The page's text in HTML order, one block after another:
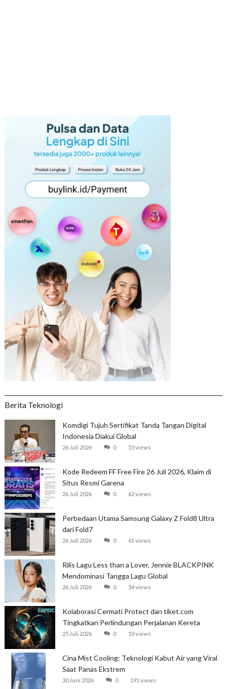
Berita Teknologi
Komdigi Tujuh Sertifikat Tanda Tangan Digital
Indonesia Diakui Global
26 Juli 2026 0 55 views
Kode Redeem FF Free Fire 26 Juli 2026, Klaim di
Situs Resmi Garena
26 Juli 2026 0 62 views
Perbedaan Utama Samsung Galaxy Z Fold8 Ultra
dari Fold7
26 Juli 2026 0 61 views
Rilis Lagu Less than a Lover, Jennie BLACKPINK
Mendominasi Tangga Lagu Global
26 Juli 2026 0 54 views
Kolaborasi Cermati Protect dan tiket.com
Tingkatkan Perlindungan Perjalanan Kereta
25 Juli 2026 0 53 views
Cina Mist Cooling: Teknologi Kabut Air yang Viral
Saat Panas Ekstrem
30 Juni 2026 0 191 views